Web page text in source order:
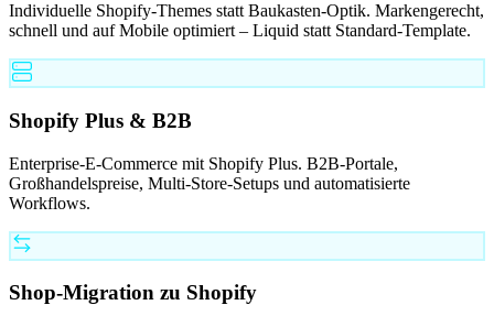
Individuelle Shopify-Themes statt Baukasten-Optik. Markengerecht,
schnell und auf Mobile optimiert – Liquid statt Standard-Template.
Shopify Plus & B2B
Enterprise-E-Commerce mit Shopify Plus. B2B-Portale,
Großhandelspreise, Multi-Store-Setups und automatisierte
Workflows.
Shop-Migration zu Shopify